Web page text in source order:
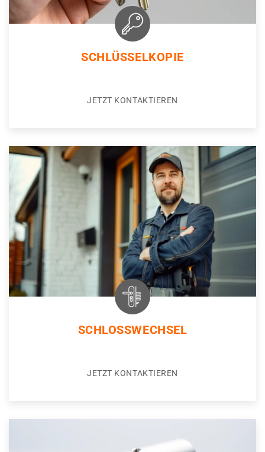
SCHLÜSSELKOPIE
JETZT KONTAKTIEREN
SCHLOSSWECHSEL
JETZT KONTAKTIEREN